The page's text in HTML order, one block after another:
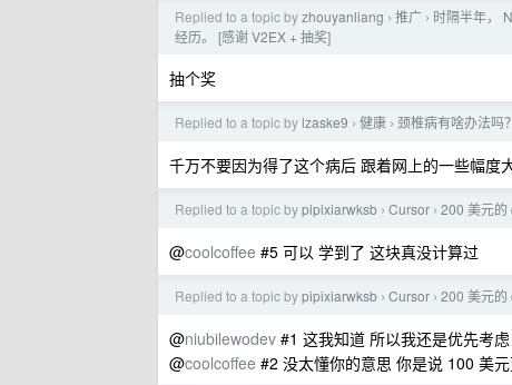
Replied to a topic byzhouyanliang › 推广 › 时隔半年，
经历。 [感谢 V2EX + 抽奖]
抽个奖
Replied to a topic by lzaske9 › 健康 › 颈椎病有啥办法吗？
千万不要因为得了这个病后 跟着网上的一些幅度
Replied to a topic bypipixiarwksb › Cursor › 200 美元的
@coolcoffee #5 可以 学到了 这块真没计算过
Replied to a topic bypipixiarwksb › Cursor › 200 美元的
@niubilewodev #1 这我知道 所以我还是优先考
@coolcoffee #2 没太懂你的意思 你是说 100 美